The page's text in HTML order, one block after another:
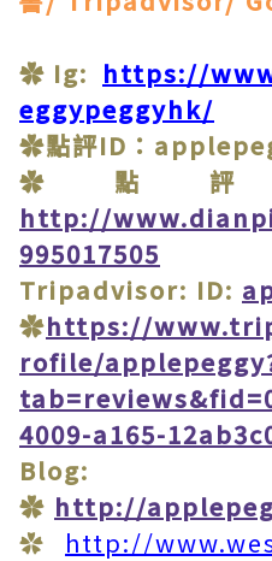
✿Ig: https://
eggypeggyhk/
✿點評ID：
✿點評
http://
995017505
Tripadvisor: ID:
✿https://
rofile/
4009-a165-
Blog:
✿ http://
✿ http://